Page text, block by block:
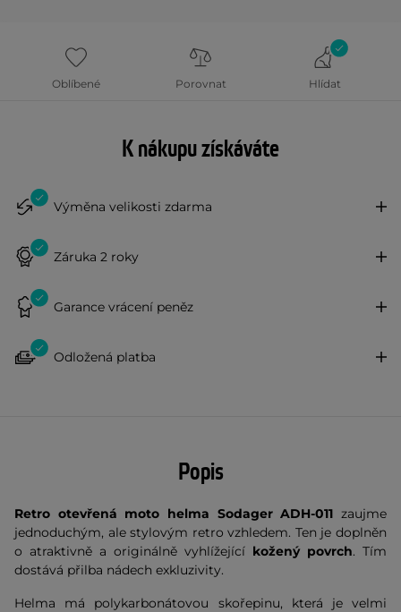
Oblíbené Porovnat Hlídat
K nákupu získáváte
Výměna velikosti zdarma
Záruka 2 roky
Garance vrácení peněz
Odložená platba
Popis
Retro otevřená moto helma Sodager ADH-011 zaujme
jednoduchým, ale stylovým retro vzhledem. Ten je doplněn
o atraktivně a originálně vyhlížející kožený povrch. Tím
dostává přilba nádech exkluzivity.
Helma má polykarbonátovou skořepinu, která je velmi